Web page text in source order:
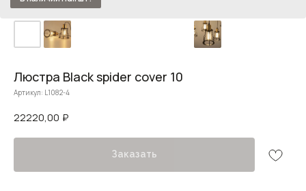
Люстра Black spider cover 10
Артикул: L1082-4
22220,00 ₽
Заказать